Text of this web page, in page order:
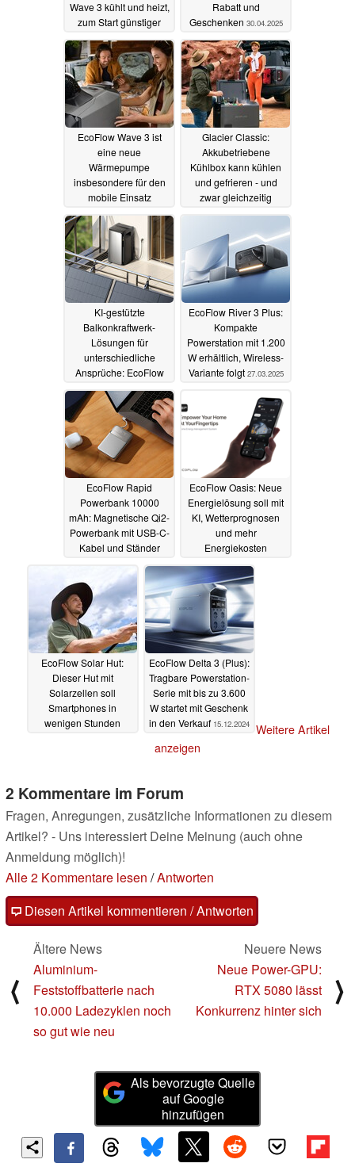
Wave 3 kühlt und heizt,
zum Start günstiger
12.05.2025
Rabatt und
Geschenken 30.04.2025
EcoFlow Wave 3 ist
eine neue
Wärmepumpe
insbesondere für den
mobile Einsatz
21.04.2025
Glacier Classic:
Akkubetriebene
Kühlbox kann kühlen
und gefrieren - und
zwar gleichzeitig
21.04.2025
KI-gestützte
Balkonkraftwerk-
Lösungen für
unterschiedliche
Ansprüche: EcoFlow
präsentiert Stream
Serie15.04.2025
EcoFlow River 3 Plus:
Kompakte
Powerstation mit 1.200
W erhältlich, Wireless-
Variante folgt 27.03.2025
EcoFlow Rapid
Powerbank 10000
mAh: Magnetische Qi2-
Powerbank mit USB-C-
Kabel und Ständer
startet mit Geschenk
19.02.2025
EcoFlow Oasis: Neue
Energielösung soll mit
KI, Wetterprognosen
und mehr
Energiekosten
minimieren05.01.2025
EcoFlow Solar Hut:
Dieser Hut mit
Solarzellen soll
Smartphones in
wenigen Stunden
EcoFlow Delta 3 (Plus):
Tragbare Powerstation-
Serie mit bis zu 3.600
W startet mit Geschenk
in den Verkauf 15.12.2024
Weitere Artikel
anzeigen
2 Kommentare im Forum
Fragen, Anregungen, zusätzliche Informationen zu diesem
Artikel? - Uns interessiert Deine Meinung (auch ohne
Anmeldung möglich)!
Alle 2 Kommentare lesen /Antworten
Diesen Artikel kommentieren / Antworten
⟨
Ältere News
Aluminium-
Feststoffbatterie nach
10.000 Ladezyklen noch
so gut wie neu
Neuere News
Neue Power-GPU:
RTX 5080 lässt
Konkurrenz hinter sich
⟩
Als bevorzugte Quelle
auf Google
hinzufügen